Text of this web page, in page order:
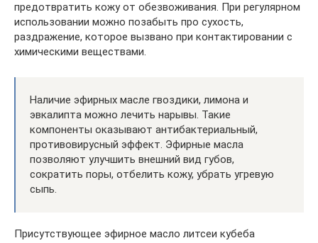
предотвратить кожу от обезвоживания. При регулярном
использовании можно позабыть про сухость,
раздражение, которое вызвано при контактировании с
химическими веществами.
Наличие эфирных масле гвоздики, лимона и
эвкалипта можно лечить нарывы. Такие
компоненты оказывают антибактериальный,
противовирусный эффект. Эфирные масла
позволяют улучшить внешний вид губов,
сократить поры, отбелить кожу, убрать угревую
сыпь.
Присутствующее эфирное масло литсеи кубеба